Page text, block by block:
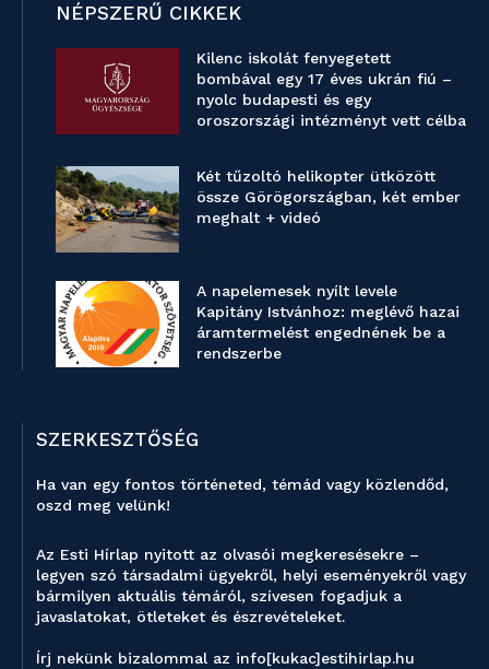
NÉPSZERŰ CIKKEK
Kilenc iskolát fenyegetett
bombával egy 17 éves ukrán fiú –
nyolc budapesti és egy
oroszországi intézményt vett célba
Két tűzoltó helikopter ütközött
össze Görögországban, két ember
meghalt + videó
A napelemesek nyílt levele
Kapitány Istvánhoz: meglévő hazai
áramtermelést engednének be a
rendszerbe
SZERKESZTŐSÉG
Ha van egy fontos történeted, témád vagy közlendőd,
oszd meg velünk!
Az Esti Hírlap nyitott az olvasói megkeresésekre –
legyen szó társadalmi ügyekről, helyi eseményekről vagy
bármilyen aktuális témáról, szívesen fogadjuk a
javaslatokat, ötleteket és észrevételeket.
Írj nekünk bizalommal az info[kukac]estihirlap.hu